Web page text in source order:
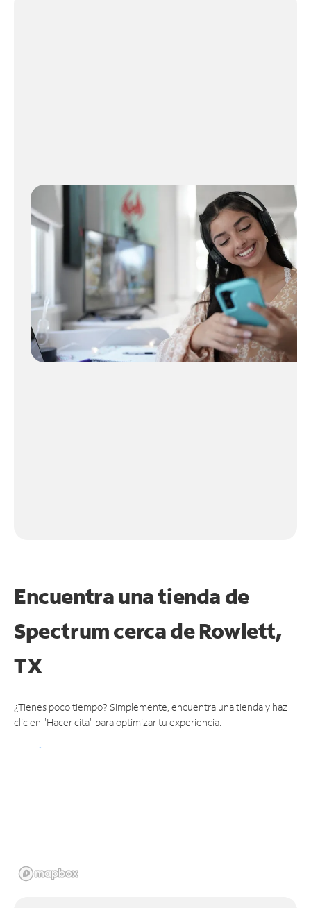
Encuentra una tienda de
Spectrumcerca de Rowlett,
TX
¿Tienes poco tiempo? Simplemente, encuentra una tienda y haz
clic en "Hacer cita" para optimizar tu experiencia.